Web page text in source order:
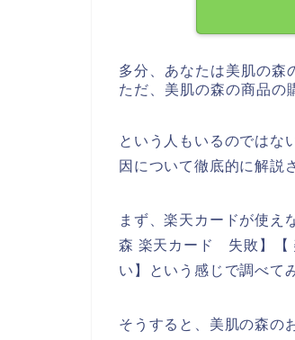
多分、あなたは美肌の森
ただ、美肌の森の商品の
という人もいるのではな
因について徹底的に解説
まず、楽天カードが使え
森 楽天カード 失敗】【
い】という感じで調べて
そうすると、美肌の森の